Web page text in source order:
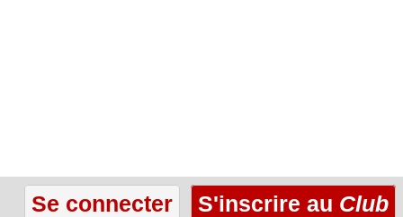
Se connecter S'inscrire au Club